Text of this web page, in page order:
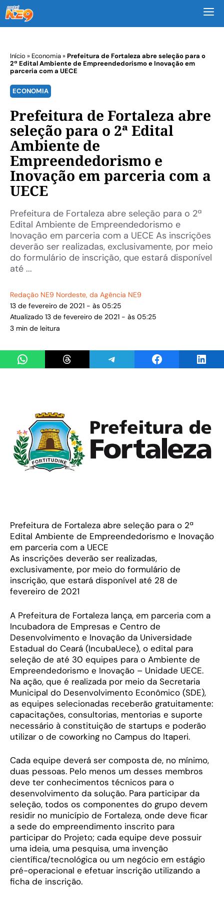
Início » Economia»Prefeitura de Fortaleza abre seleção para o
2ª Edital Ambiente de Empreendedorismo e Inovação em
parceria com a UECE
ECONOMIA
Prefeitura de Fortaleza abre
seleção para o 2ª Edital
Ambiente de
Empreendedorismo e
Inovação em parceria com a
UECE
Prefeitura de Fortaleza abre seleção para o 2ª
Edital Ambiente de Empreendedorismo e
Inovação em parceria com a UECE As inscrições
deverão ser realizadas, exclusivamente, por meio
do formulário de inscrição, que estará disponível
até ...
Redação NE9 Nordeste, da Agência NE9
13 de fevereiro de 2021 - às 05:25
Atualizado 13 de fevereiro de 2021 - às 05:25
3 min de leitura
Share on WhatsAppShare on ThreadsShare on TelegramShare on Facebook
Prefeitura de Fortaleza abre seleção para o 2ª
Edital Ambiente de Empreendedorismo e Inovação
em parceria com a UECE
As inscrições deverão ser realizadas,
exclusivamente, por meio do formulário de
inscrição, que estará disponível até 28 de
fevereiro de 2021
A Prefeitura de Fortaleza lança, em parceria com a
Incubadora de Empresas e Centro de
Desenvolvimento e Inovação da Universidade
Estadual do Ceará (IncubaUece), o edital para
seleção de até 30 equipes para o Ambiente de
Empreendedorismo e Inovação – Unidade UECE.
Na ação, que é realizada por meio da Secretaria
Municipal do Desenvolvimento Econômico (SDE),
as equipes selecionadas receberão gratuitamente:
capacitações, consultorias, mentorias e suporte
necessário à constituição de startups e poderão
utilizar o de coworking no Campus do Itaperi.
Cada equipe deverá ser composta de, no mínimo,
duas pessoas. Pelo menos um desses membros
deve ter conhecimentos técnicos para o
desenvolvimento da solução. Para participar da
seleção, todos os componentes do grupo devem
residir no município de Fortaleza, onde deve ficar
a sede do empreendimento inscrito para
participar do Projeto; cada equipe deve possuir
uma ideia, uma pesquisa, uma invenção
científica/tecnológica ou um negócio em estágio
pré-operacional e efetuar inscrição utilizando a
ficha de inscrição.